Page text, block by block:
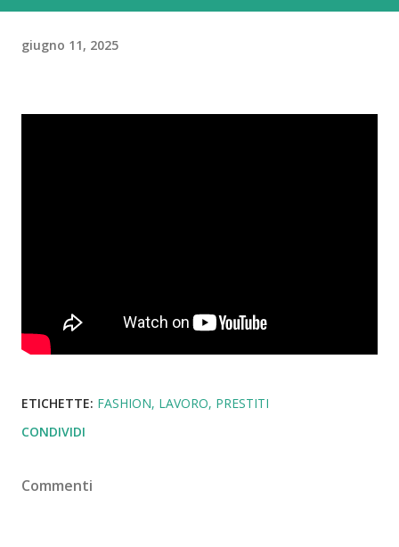
giugno 11, 2025
ETICHETTE: FASHION LAVORO PRESTITI
CONDIVIDI
Commenti